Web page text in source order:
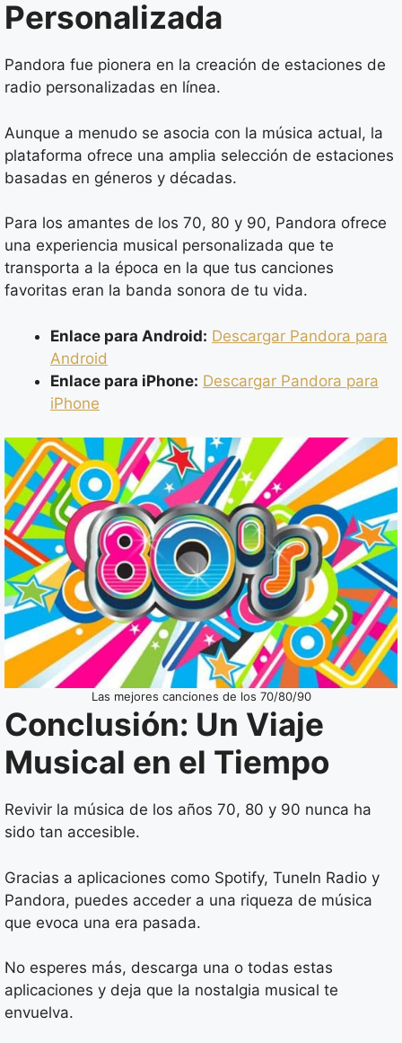
Personalizada
Pandora fue pionera en la creación de estaciones de
radio personalizadas en línea.
Aunque a menudo se asocia con la música actual, la
plataforma ofrece una amplia selección de estaciones
basadas en géneros y décadas.
Para los amantes de los 70, 80 y 90, Pandora ofrece
una experiencia musical personalizada que te
transporta a la época en la que tus canciones
favoritas eran la banda sonora de tu vida.
Enlace para Android: Descargar Pandora para
Android
Enlace para iPhone: Descargar Pandora para
iPhone
Las mejores canciones de los 70/80/90
Conclusión: Un Viaje
Musical en el Tiempo
Revivir la música de los años 70, 80 y 90 nunca ha
sido tan accesible.
Gracias a aplicaciones como Spotify, TuneIn Radio y
Pandora, puedes acceder a una riqueza de música
que evoca una era pasada.
No esperes más, descarga una o todas estas
aplicaciones y deja que la nostalgia musical te
envuelva.